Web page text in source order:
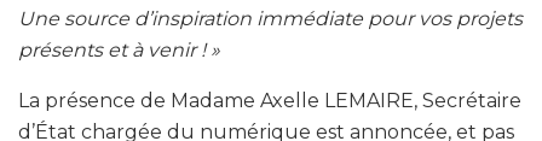
Une source d’inspiration immédiate pour vos projets
présents et à venir ! »
La présence de Madame Axelle LEMAIRE, Secrétaire
d’État chargée du numérique est annoncée, et pas